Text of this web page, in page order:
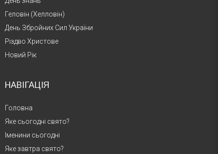
Геловін (Хелловін)
День Збройних Сил України
Різдво Христове
Новий Рік
НАВІГАЦІЯ
Головна
Яке сьогодні свято?
Іменини сьогодні
Яке завтра свято?